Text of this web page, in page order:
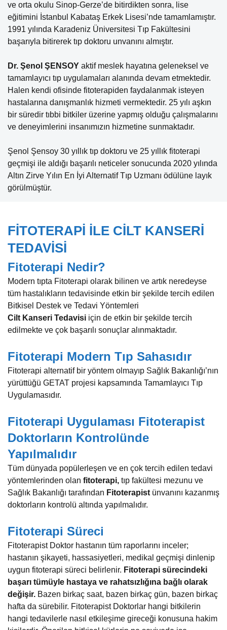
ve orta okulu Sinop-Gerze’de bitirdikten sonra, lise
eğitimini İstanbul Kabataş Erkek Lisesi’nde tamamlamıştır.
1991 yılında Karadeniz Üniversitesi Tıp Fakültesini
başarıyla bitirerek tıp doktoru unvanını almıştır.
Dr. Şenol ŞENSOY aktif meslek hayatına geleneksel ve
tamamlayıcı tıp uygulamaları alanında devam etmektedir.
Halen kendi ofisinde fitoterapiden faydalanmak isteyen
hastalarına danışmanlık hizmeti vermektedir. 25 yılı aşkın
bir süredir tıbbi bitkiler üzerine yapmış olduğu çalışmalarını
ve deneyimlerini insanımızın hizmetine sunmaktadır.
Şenol Şensoy 30 yıllık tıp doktoru ve 25 yıllık fitoterapi
geçmişi ile aldığı başarılı neticeler sonucunda 2020 yılında
Altın Zirve Yılın En İyi Alternatif Tıp Uzmanı ödülüne layık
görülmüştür.
FİTOTERAPİ İLE CİLT KANSERİ
TEDAVİSİ
Fitoterapi Nedir?
Modern tıpta Fitoterapi olarak bilinen ve artık neredeyse
tüm hastalıkların tedavisinde etkin bir şekilde tercih edilen
Bitkisel Destek ve Tedavi Yöntemleri
Cilt Kanseri Tedavisi için de etkin bir şekilde tercih
edilmekte ve çok başarılı sonuçlar alınmaktadır.
Fitoterapi Modern Tıp Sahasıdır
Fitoterapi alternatif bir yöntem olmayıp Sağlık Bakanlığı’nın
yürüttüğü GETAT projesi kapsamında Tamamlayıcı Tıp
Uygulamasıdır.
Fitoterapi Uygulaması Fitoterapist
Doktorların Kontrolünde
Yapılmalıdır
Tüm dünyada popülerleşen ve en çok tercih edilen tedavi
yöntemlerinden olan fitoterapi, tıp fakültesi mezunu ve
Sağlık Bakanlığı tarafından Fitoterapist ünvanını kazanmış
doktorların kontrolü altında yapılmalıdır.
Fitoterapi Süreci
Fitoterapist Doktor hastanın tüm raporlarını inceler;
hastanın şikayeti, hassasiyetleri, medikal geçmişi dinlenip
uygun fitoterapi süreci belirlenir. Fitoterapi sürecindeki
başarı tümüyle hastaya ve rahatsızlığına bağlı olarak
değişir. Bazen birkaç saat, bazen birkaç gün, bazen birkaç
hafta da sürebilir. Fitoterapist Doktorlar hangi bitkilerin
hangi tedavilerle nasıl etkileşime gireceği konusuna hakim